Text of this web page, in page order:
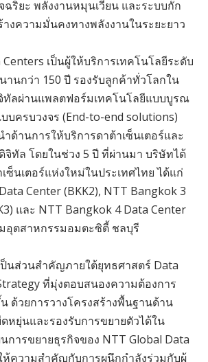
ฉริยะ พลังงานหมุนเวียน และระบบกัก
างความมั่นคงทางพลังงานในระยะยาว
เป็นผู้ให้บริการเทคโนโลยีระดับ
านกว่า 150 ปี รองรับลูกค้าทั่วโลกใน
ทัลผ่านแพลตฟอร์มเทคโนโลยีแบบบูรณ
บครบวงจร (End-to-end solutions)
ด้านการให้บริการดาต้าเซ็นเตอร์และ
จิทัล โดยในช่วง 5 ปี ที่ผ่านมา บริษัทได้
ซ็นเตอร์แห่งใหม่ในประเทศไทย ได้แก่
Center (BKK2), NTT Bangkok 3
และ NTT Bangkok 4 Data Center
อุตสาหกรรมอมตะซิตี้ ชลบุรี
นส่วนสำคัญภายใต้ยุทธศาสตร์ Data
ที่มุ่งตอบสนองความต้องการ
ด้วยการวางโครงสร้างพื้นฐานด้าน
หยุ่นและรองรับการขยายตัวได้ใน
การขยายธุรกิจของ NTT Global Data
ห้ความสำคัญกับการผนึกกำลังร่วมกับผู้